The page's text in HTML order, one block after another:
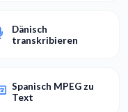
Dänisch
transkribieren
Spanisch MPEG zu
Text